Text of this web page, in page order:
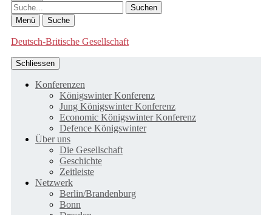
Suche
Menü Suche
Deutsch-Britische Gesellschaft
Schliessen
Konferenzen
Königswinter Konferenz
Jung Königswinter Konferenz
Economic Königswinter Konferenz
Defence Königswinter
Über uns
Die Gesellschaft
Geschichte
Zeitleiste
Netzwerk
Berlin/Brandenburg
Bonn